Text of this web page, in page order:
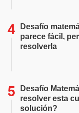
Desafío
parece fácil,
resolverla
Desafío
resolver esta
solución?